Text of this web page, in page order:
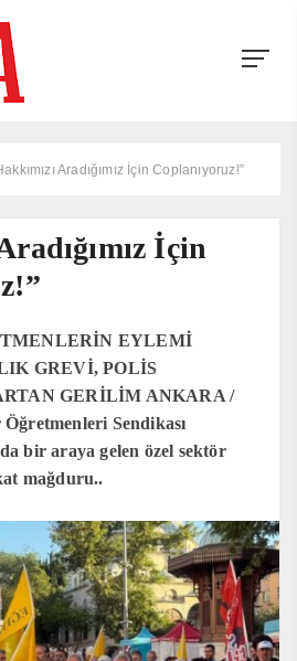
Aradığımız İçin Coplanıyoruz!”
İçin
EYLEMİ
GREVİ, POLİS
GERİLİM ANKARA /
Sendikası
bir araya gelen özel sektör
mağduru..